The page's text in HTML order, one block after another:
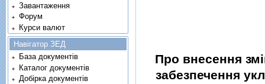
Про внесення
забезпечення
Завантаження
Форум
Курси валют
Навігатор ЗЕД
База документів
Каталог документів
Добірка документів